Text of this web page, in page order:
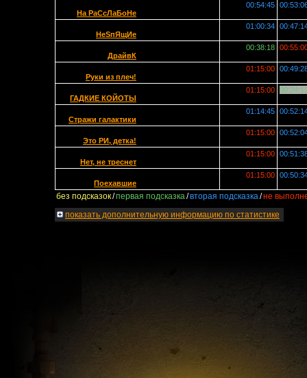
На РаСсЛаБоНе
00:54:45
НеSпЯщИе
01:00:34
ДрайвК
00:38:18
Руки из плеч!
01:15:00
ГАДКИЕ КОЙОТЫ
01:15:00
Стражи галактики
01:14:45
Это РИ, детка!
01:15:00
Нет, не треснет
01:15:00
Поехавшие
01:15:00
без подсказок/первая подсказка/вторая подсказка/не
показать дополнительную информацию по статистике